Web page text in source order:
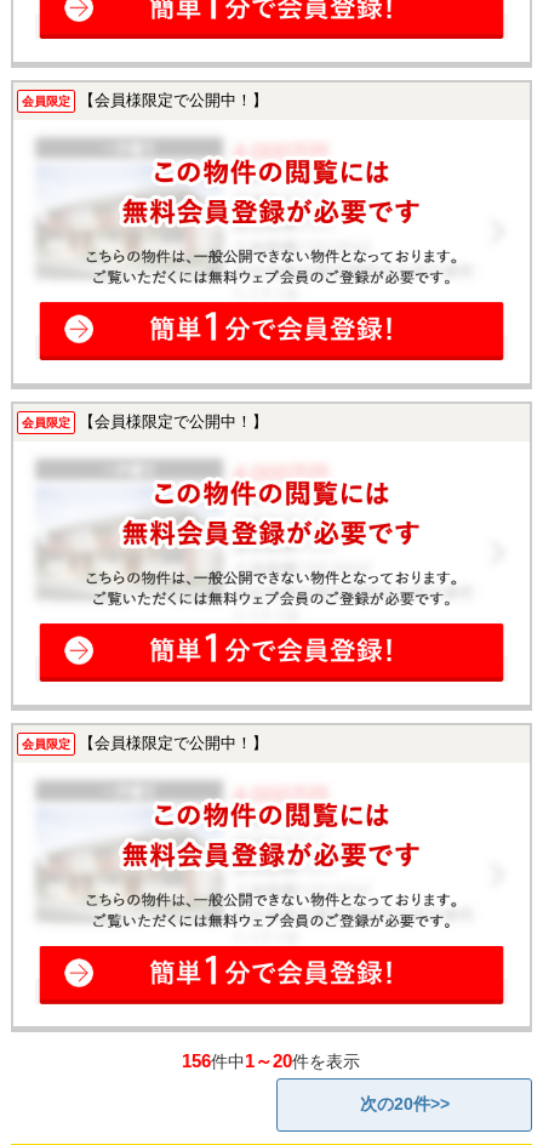
会員限定 【会員様限定で公開中！】
会員限定 【会員様限定で公開中！】
会員限定 【会員様限定で公開中！】
156件中1～20件を表示
次の20件>>